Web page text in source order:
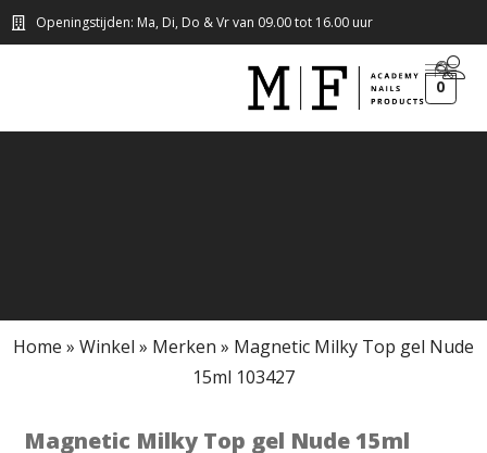
Openingstijden: Ma, Di, Do & Vr van 09.00 tot 16.00 uur
0
Home » Winkel » Merken » Magnetic Milky Top gel Nude
15ml 103427
Magnetic Milky Top gel Nude 15ml